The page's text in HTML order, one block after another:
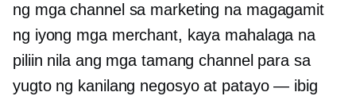
ng mga channel sa marketing na magagamit
ng iyong mga merchant, kaya mahalaga na
piliin nila ang mga tamang channel para sa
yugto ng kanilang negosyo at patayo — ibig